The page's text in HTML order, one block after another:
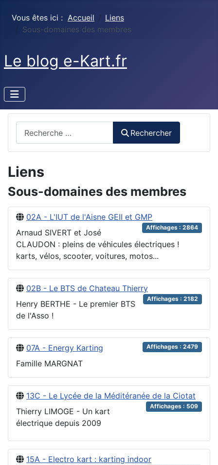
Vous êtes ici : Accueil
Liens
Sous-domaines des membres
Le blog e-Kart.fr
Rechercher
Liens
Sous-domaines des membres
02A - L'IUT de l'Aisne GEII et GMP
Affichages : 2864
Arnaud SIVERT et José
CLAUDON : pleins de véhicules électriques !
karts, vélos, scooter, voitures, motos...
02B - Le BTS de Chateau Thierry
Affichages : 2182
Henry BERTHE - Le premier BTS
de l'Asso !
07A - Energy Karting Affichages : 2479
Famille MARGNAT
13C - Le Lycée de la Méditéranée de la Ciotat
Affichages : 509
Thierry LIMOGE - Un kart
électrique depuis 2009
15A - Electro kart : karting indoor